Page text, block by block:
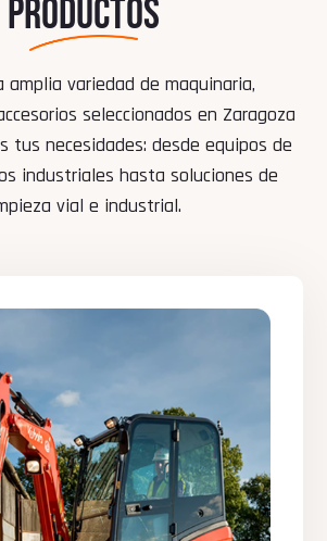
PRODUCTOS
amplia variedad de maquinaria,
seleccionados en Zaragoza
tus necesidades: desde equipos de
industriales hasta soluciones de
vial e industrial.